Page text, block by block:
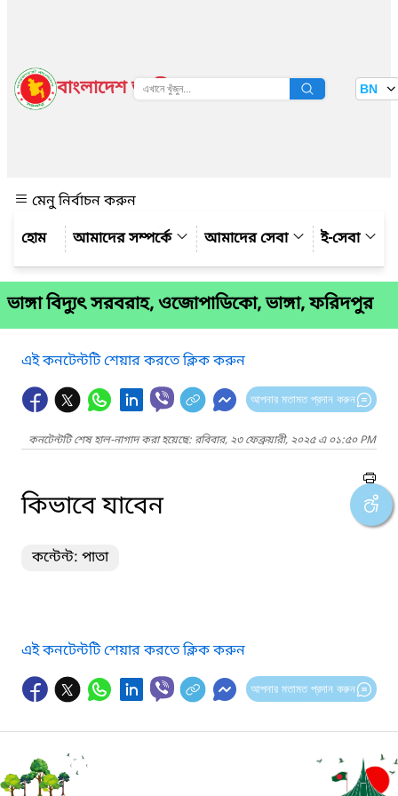
বাংলাদেশ জাতীয় তথ্য বাতায়ন BN
মেনু নির্বাচন করুন
আমাদের সম্পর্কে
আমাদের সেবা ই-সেবা
ভাঙ্গা বিদ্যুৎ সরবরাহ, ওজোপাডিকো, ভাঙ্গা, ফরিদপুর
এই কনটেন্টটি শেয়ার করতে ক্লিক করুন
আপনার মতামত প্রদান করুন
কনটেন্টটি শেষ হাল-নাগাদ করা হয়েছে: রবিবার, ২৩ ফেব্রুয়ারী, ২০২৫ এ ০১:৫০ PM
কিভাবে যাবেন
কন্টেন্ট: পাতা
এই কনটেন্টটি শেয়ার করতে ক্লিক করুন
আপনার মতামত প্রদান করুন